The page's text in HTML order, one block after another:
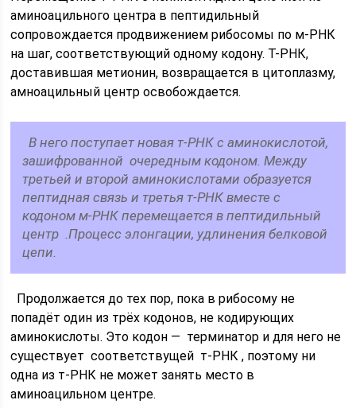
аминоацильного центра в пептидильный
сопровождается продвижением рибосомы по м-РНК
на шаг, соответствующий одному кодону. Т-РНК,
доставившая метионин, возвращается в цитоплазму,
амноацильный центр освобождается.
В него поступает новая т-РНК с аминокислотой,
зашифрованной очередным кодоном. Между
третьей и второй аминокислотами образуется
пептидная связь и третья т-РНК вместе с
кодоном м-РНК перемещается в пептидильный
центр .Процесс элонгации, удлинения белковой
цепи.
Продолжается до тех пор, пока в рибосому не
попадёт один из трёх кодонов, не кодирующих
аминокислоты. Это кодон — терминатор и для него не
существует соответствущей т-РНК , поэтому ни
одна из т-РНК не может занять место в
аминоацильном центре.